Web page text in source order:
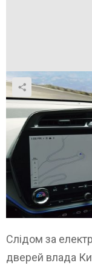
Слідом за
дверей влада